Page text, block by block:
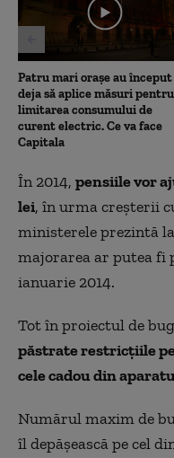
seconds
Patru mari orașe au început
deja să aplice măsuri pentru
limitarea consumului de
curent electric. Ce va face
Capitala
În 2014, pensiile vor
lei, în urma creșterii
ministerele prezintă
majorarea ar putea fi
ianuarie 2014.
Tot în proiectul de
păstrate restricțiile
cele cadou din
Numărul maxim de
îl depășească pe cel